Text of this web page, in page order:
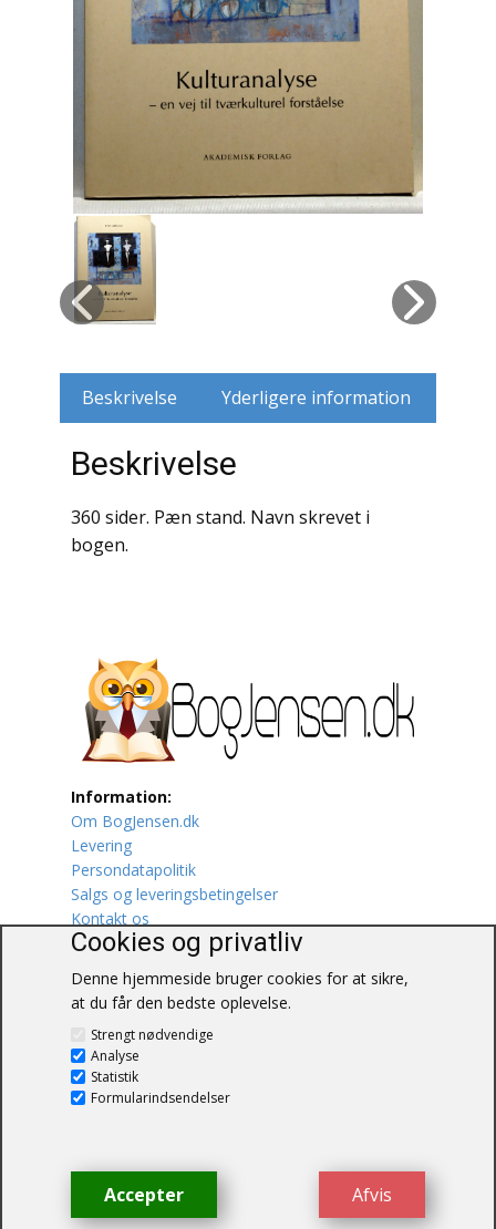
Håndarbejde
Håndværk
Hus / Have
Husdyr
Krige / Slag
Litteraturhistorie
Lokalhistorie / Topografi
Lystfiskeri
Mad
Musik
Mytologi / Sagn / Sagaer
Naturen
Oldtidskundskab
Beskrivelse Yderligere information
Beskrivelse
360 sider. Pæn stand. Navn skrevet i
bogen.
Information:
Om BogJensen.dk
Levering
Persondatapolitik
Salgs og leveringsbetingelser
Kontakt os
Blåkærvej 25
6052 Viuf
Tlf.:60703190
© BogJensen.dk – Alle rettigheder
forbeholdes.
Cookies og privatliv
Denne hjemmeside bruger cookies for at sikre,
at du får den bedste oplevelse.
Strengt nødvendige
Analyse
Statistik
Formularindsendelser
Afvis
Accepter